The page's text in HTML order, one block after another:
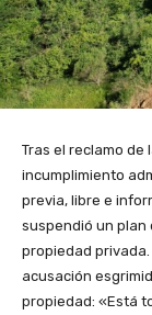
Tras el reclamo de
incumplimiento
previa, libre e
suspendió un plan
propiedad privada.
acusación
propiedad: «Está